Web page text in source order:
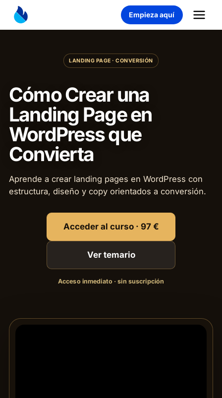
Saltar
contenido
Empieza aquí
LANDING PAGE · CONVERSIÓN
Cómo Crear una
Landing Page en
WordPress que
Convierta
Aprende a crear landing pages en WordPress con
estructura, diseño y copy orientados a conversión.
Acceder al curso · 97 €
Ver temario
Acceso inmediato · sin suscripción